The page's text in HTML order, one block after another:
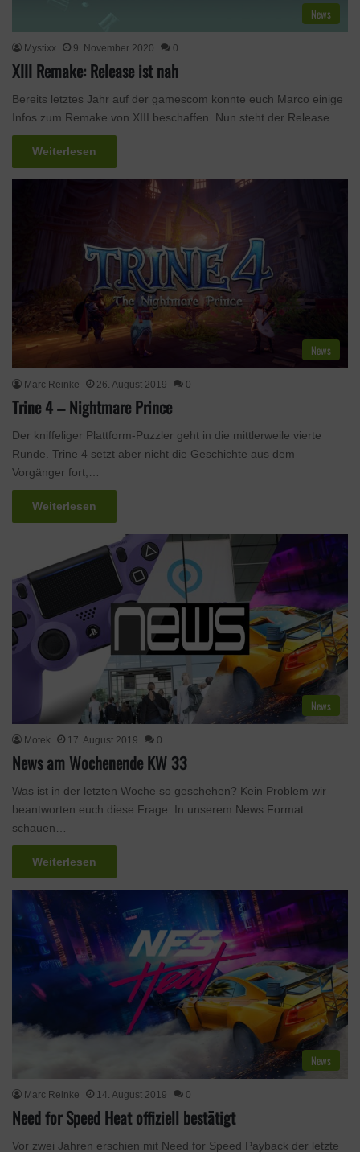
News
Mystixx 9. November 2020 0
XIII Remake: Release ist nah
Bereits letztes Jahr auf der gamescom konnte euch Marco einige
Infos zum Remake von XIII beschaffen. Nun steht der Release…
Weiterlesen
News
Marc Reinke 26. August 2019 0
Trine 4 – Nightmare Prince
Der kniffeliger Plattform-Puzzler geht in die mittlerweile vierte
Runde. Trine 4 setzt aber nicht die Geschichte aus dem
Vorgänger fort,…
Weiterlesen
News
Motek 17. August 2019 0
News am Wochenende KW 33
Was ist in der letzten Woche so geschehen? Kein Problem wir
beantworten euch diese Frage. In unserem News Format
schauen…
Weiterlesen
News
Marc Reinke 14. August 2019 0
Need for Speed Heat offiziell bestätigt
Vor zwei Jahren erschien mit Need for Speed Payback der letzte